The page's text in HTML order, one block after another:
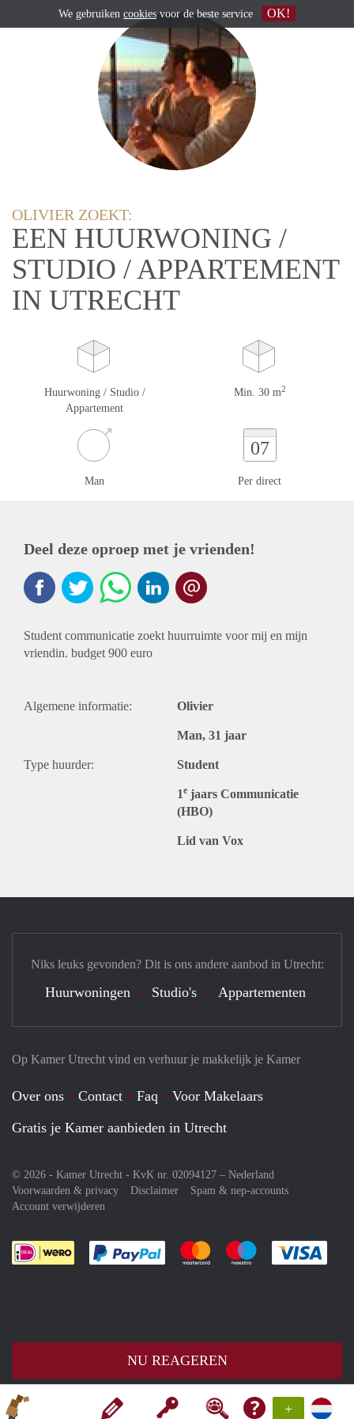
+
OLIVIER ZOEKT:
EEN HUURWONING /
STUDIO / APPARTEMENT
IN UTRECHT
Huurwoning / Studio /
Appartement
Min. 30 m2
Man
07
Per direct
Deel deze oproep met je vrienden!
Student communicatie zoekt huurruimte voor mij en mijn
vriendin. budget 900 euro
Algemene informatie: Olivier
Man, 31 jaar
Type huurder: Student
1e jaars Communicatie
(HBO)
Lid van Vox
NU REAGEREN
Op Kamer Utrecht vind en verhuur je makkelijk je Kamer
Over ons Contact Faq
Voor Makelaars
Gratis je Kamer aanbieden in Utrecht
© 2026 - Kamer Utrecht - KvK nr. 02094127 – Nederland
Voorwaarden & privacy
Disclaimer
Spam & nep-accounts
Account verwijderen
Je rekent gemakkelijk af met Paypal
Je rekent gemakkelijk af met
Je rekent
Niks leuks gevonden? Dit is ons andere aanbod in Utrecht:
Huurwoningen Studio's Appartementen
We gebruiken cookies voor de beste service OK!